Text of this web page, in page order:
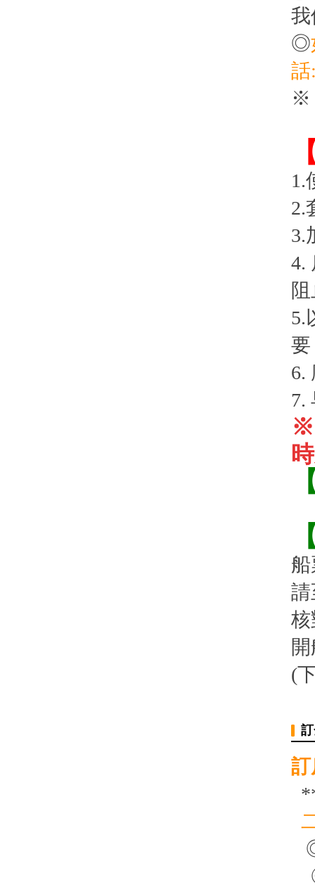
我
◎
話
※
1.
2.
3.
4.
5.
6.
7.
※
核
(
訂